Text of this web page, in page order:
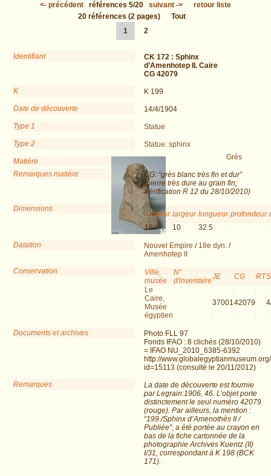
<- précédent références 5/20 suivant ->
retour liste
20 références (2 pages)
Tout
1
2
Identifiant CK 172 : Sphinx
d’Amenhotep II. Caire
CG 42079
K
K 199
Date de découverte
14/4/1904
Type 1
Statue
Type 2
Statue: sphinx
Matière
Grès
Remarques matière
CG: “grès blanc très fin et dur”
(pierre très dure au grain fin;
Vérification R 12 du 28/10/2010)
Dimensions
hauteur largeur longueur profondeur
16
10 32.5
Datation Nouvel Empire / 18e dyn. /
Amenhotep II
Conservation
Ville,
musée
N°
d'inventaireJE CG RT
Le
Caire,
Musée
égyptien
37001 42079
Documents et archives
Photo FLL 97
Fonds IFAO : 8 clichés (28/10/2010)
= IFAO NU_2010_6385-6392
http://
id=15113 (consulté le 20/11/2012)
Remarques
La date de découverte est fournie
par Legrain:1906, 46. L’objet porte
distinctement le seul numéro 42079
(rouge). Par ailleurs, la mention :
“199./Sphinx d’Amenothès II /
Publiée”, a été portée au crayon en
bas de la fiche cartonnée de la
photographie Archives Kuentz (II)
I/31, correspondant à K 198 (BCK
171).